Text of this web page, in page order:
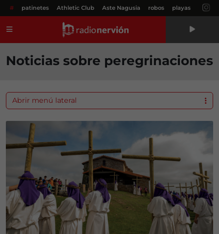
# patinetes Athletic Club Aste Nagusia robos playas
Noticias sobre peregrinaciones
Abrir menú lateral